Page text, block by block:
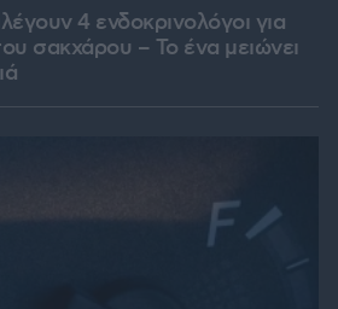
4 ενδοκρινολόγοι για
σακχάρου – Το ένα μειώνει